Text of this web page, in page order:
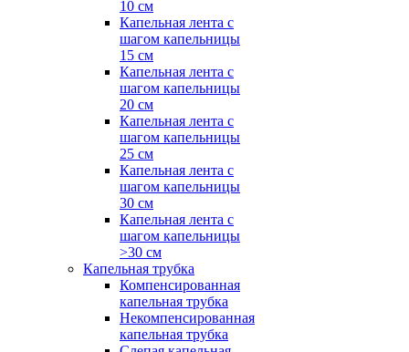
10 см
Капельная лента с
шагом капельницы
15 см
Капельная лента с
шагом капельницы
20 см
Капельная лента с
шагом капельницы
25 см
Капельная лента с
шагом капельницы
30 см
Капельная лента с
шагом капельницы
>30 см
Капельная трубка
Компенсированная
капельная трубка
Некомпенсированная
капельная трубка